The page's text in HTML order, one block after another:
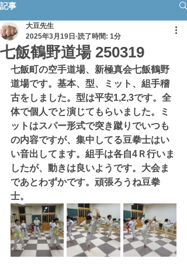
記事
七飯鶴野道場 250319
大豆先生
2025年3月19日 読了時間: 1分
七飯町の空手道場、新極真会七飯鶴野
道場です。基本、型、ミット、組手稽
古をしました。型は平安1,2,3です。全
体で個人でと演じてもらいました。ミ
ットはスパー形式で突き蹴りでいつも
の内容ですが、集中してる豆拳士はい
い音出してます。組手は各自4Ｒ行いま
したが、動きは良いようです。大会ま
であとわずかです。頑張ろうね豆拳
士。